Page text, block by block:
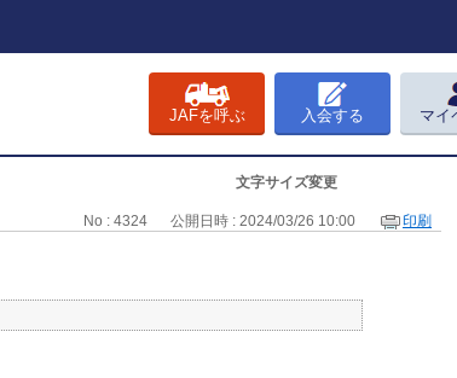
JAFを呼ぶ 入会する マイ
文字サイズ変更
No : 4324 公開日時 : 2024/03/26 10:00 印刷